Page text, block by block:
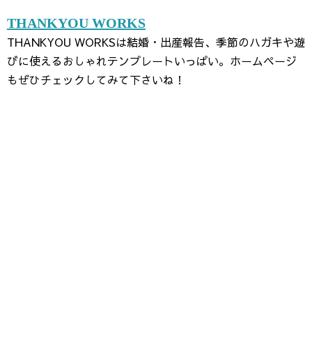
THANKYOU WORKS
THANKYOU WORKSは結婚・出産報告、季節のハガキや遊
びに使えるおしゃれテンプレートいっぱい。ホームページ
もぜひチェックしてみて下さいね！